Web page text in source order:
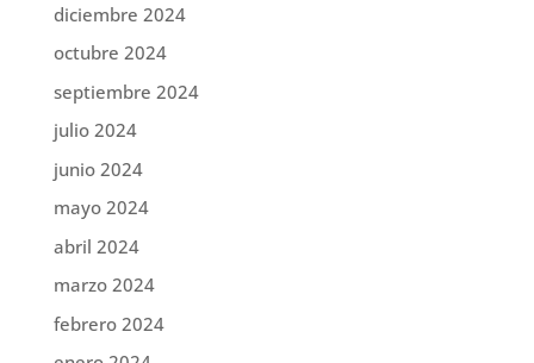
diciembre 2024
octubre 2024
septiembre 2024
julio 2024
junio 2024
mayo 2024
abril 2024
marzo 2024
febrero 2024